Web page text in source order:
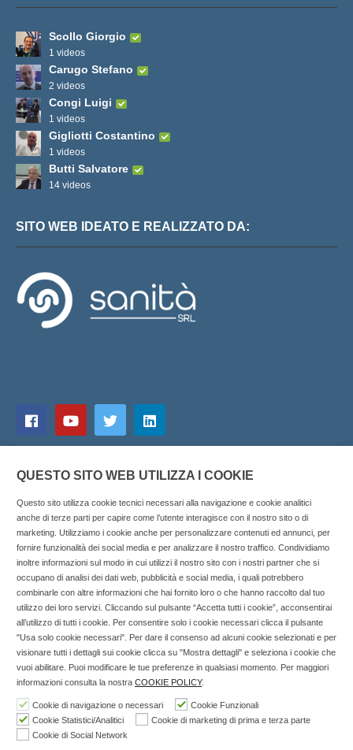
Scollo Giorgio
1 videos
Carugo Stefano
2 videos
Congi Luigi
1 videos
Gigliotti Costantino
1 videos
Butti Salvatore
14 videos
SITO WEB IDEATO E REALIZZATO DA:
Copyright © 2025 SOCIALFARMA - La piattaforma web per i
professionisti della farmacia. Tutti i diritti riservati.
Socialfarma.it è un marchio di Sanità S.r.l. Largo San
Francesco, 19 - 73041 Carmiano (LE) - Tel: 0832.093720 Cell:
3276346536 Cell: 3297281965 - P.iva: 04571460759 - Rea: LE-
302152 Iscritta al n° 1 del Registro della Stampa del Tribunale
di Lecce il 15/01/2015.
Nell'anno 2018 sono stati erogati €3.147,62 da Invitalia a saldo
QUESTO SITO WEB UTILIZZA I COOKIE
Questo sito utilizza cookie tecnici necessari alla navigazione e cookie analitici
anche di terze parti per capire come l’utente interagisce con il nostro sito o di
marketing. Utilizziamo i cookie anche per personalizzare contenuti ed annunci, per
fornire funzionalità dei social media e per analizzare il nostro traffico. Condividiamo
inoltre informazioni sul modo in cui utilizzi il nostro sito con i nostri partner che si
occupano di analisi dei dati web, pubblicità e social media, i quali potrebbero
combinarle con altre informazioni che hai fornito loro o che hanno raccolto dal tuo
utilizzo dei loro servizi. Cliccando sul pulsante “Accetta tutti i cookie”, acconsentirai
all’utilizzo di tutti i cookie. Per consentire solo i cookie necessari clicca il pulsante
"Usa solo cookie necessari". Per dare il consenso ad alcuni cookie selezionati e per
visionare tutti i dettagli sui cookie clicca su "Mostra dettagli" e seleziona i cookie che
vuoi abilitare. Puoi modificare le tue preferenze in qualsiasi momento. Per maggiori
informazioni consulta la nostra COOKIE POLICY.
Cookie di navigazione o necessari
Cookie Funzionali
Cookie Statistici/Analitici
Cookie di marketing di prima e terza parte
Cookie di Social Network